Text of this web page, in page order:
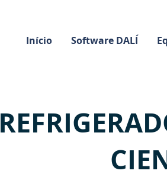
Início Software DALÍ